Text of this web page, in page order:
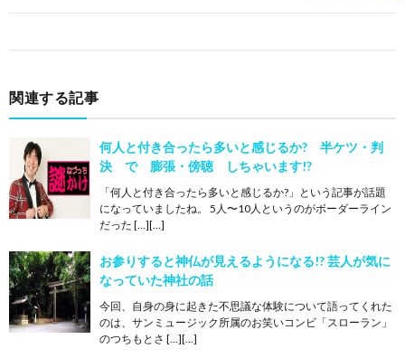
関連する記事
何人と付き合ったら多いと感じるか? 半ケツ・判
決 で 膨張・傍聴 しちゃいます!?
「何人と付き合ったら多いと感じるか?」という記事が話題
になっていましたね。 5人〜10人というのがボーダーライン
だった […][…]
お参りすると神仏が見えるようになる!? 芸人が気に
なっていた神社の話
今回、自身の身に起きた不思議な体験について語ってくれた
のは、サンミュージック所属のお笑いコンビ「スローラン」
のつちもとさ […][…]